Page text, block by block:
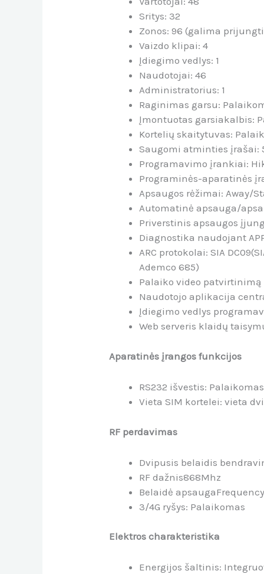
Sritys: 32
Zonos:96 (galima prijungti
Vaizdo klipai:4
Įdiegimo vedlys: 1
Naudotojai:46
Administratorius: 1
Raginimas garsu:
Įmontuotas garsiakalbis:
Kortelių skaitytuvas:
Saugomi atminties įrašai:
Programavimo įrankiai:
Programinės-aparatinės
Apsaugos rėžimai:Away/
Automatinė apsauga/
Priverstinis apsaugos
Diagnostika naudojant
ARC protokolai:SIA
Ademco 685)
Palaiko video
Naudotojo aplikacija
Įdiegimo vedlys
Web serveris klaidų
Aparatinės įrangos funkcijos
RS232 išvestis: Palaikomas
Vieta SIM kortelei: vieta
RF perdavimas
Dvipusis belaidis
RF dažnis868Mhz
Belaidė apsauga
3/4G ryšys: Palaikomas
Elektros charakteristika
Energijos šaltinis: